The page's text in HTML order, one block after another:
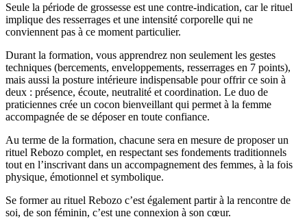
Seule la période de grossesse est une contre-indication, car le rituel
implique des resserrages et une intensité corporelle qui ne
conviennent pas à ce moment particulier.
Durant la formation, vous apprendrez non seulement les gestes
techniques (bercements, enveloppements, resserrages en 7 points),
mais aussi la posture intérieure indispensable pour offrir ce soin à
deux : présence, écoute, neutralité et coordination. Le duo de
praticiennes crée un cocon bienveillant qui permet à la femme
accompagnée de se déposer en toute confiance.
Au terme de la formation, chacune sera en mesure de proposer un
rituel Rebozo complet, en respectant ses fondements traditionnels
tout en l’inscrivant dans un accompagnement des femmes, à la fois
physique, émotionnel et symbolique.
Se former au rituel Rebozo c’est également partir à la rencontre de
soi, de son féminin, c’est une connexion à son cœur.